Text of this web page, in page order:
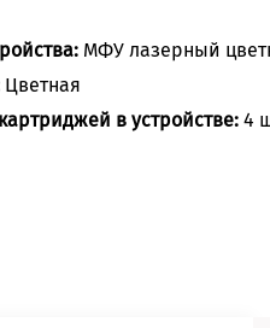
МФУ лазерный
Цветная
в устройстве: 4